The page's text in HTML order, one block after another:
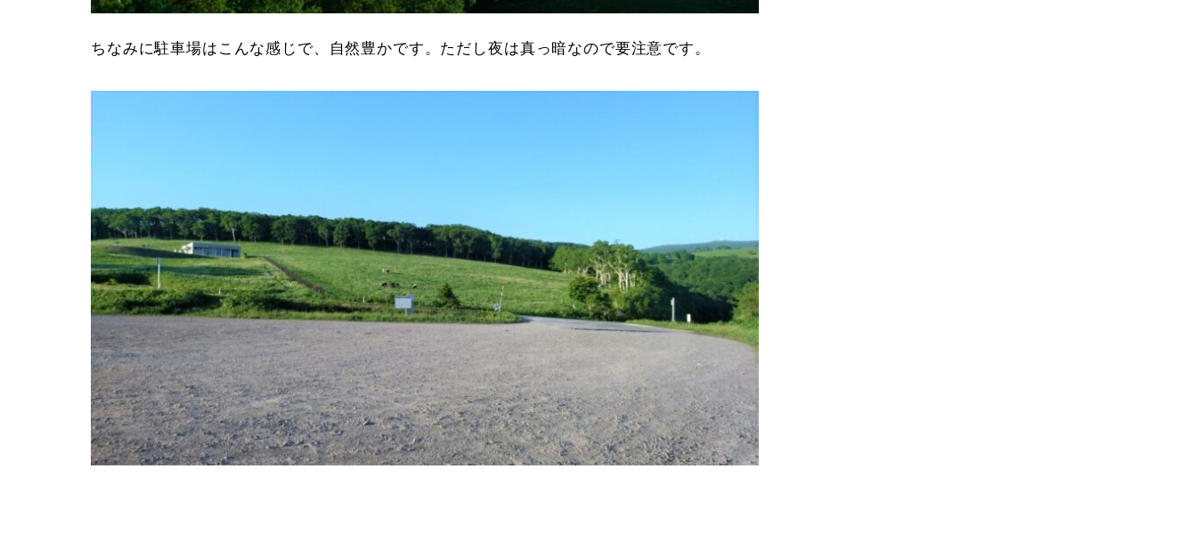
ちなみに駐車場はこんな感じで、自然豊かです。ただし夜は真っ暗なので要注意です。